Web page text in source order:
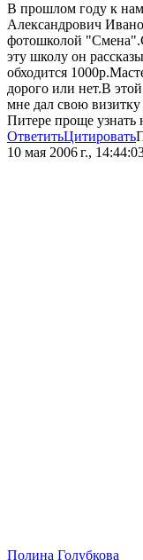
В прошлом году к
Александрович
фотошколой
эту школу он
обходится
дорого или нет.В
мне дал свою
Питере проще узнать
ОтветитьЦитировать
10 мая 2006 г.,
Полина Голубкова